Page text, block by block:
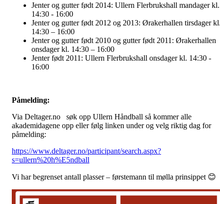
Jenter og gutter født 2014: Ullern Flerbrukshall mandager kl.
14:30 - 16:00
Jenter og gutter født 2012 og 2013: Ørakerhallen tirsdager
14:30 – 16:00
Jenter og gutter født 2010 og gutter født 2011: Ørakerhallen
onsdager kl. 14:30 – 16:00
Jenter født 2011: Ullern Flerbrukshall onsdager kl. 14:30 -
16:00
Påmelding:
Via Deltager.no søk opp Ullern Håndball så kommer alle
akademidagene opp eller følg linken under og velg riktig dag for
påmelding:
https://www.deltager.no/participant/search.aspx?
s=ullern%20h%E5ndball
Vi har begrenset antall plasser – førstemann til mølla prinsippet 😊